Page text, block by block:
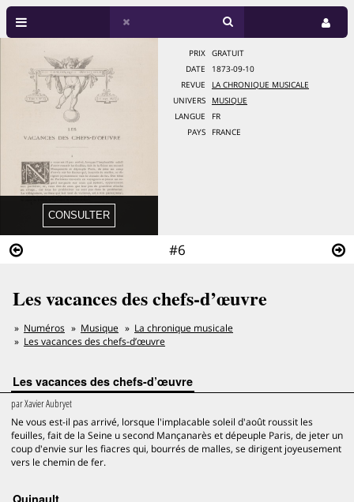
#6
PRIX
GRATUIT
DATE
1873-09-10
REVUE
LA CHRONIQUE MUSICALE
UNIVERS
MUSIQUE
LANGUE
FR
PAYS
FRANCE
Les vacances des chefs-d’œuvre
Numéros Musique
La chronique musicale
Les vacances des chefs-d’œuvre
Les vacances des chefs-d’œuvre
parXavier Aubryet
Ne vous est-il pas arrivé, lorsque l'implacable soleil d'août roussit les
feuilles, fait de la Seine u second Mançanarès et dépeuple Paris, de jeter un
coup d'envie sur les fiacres qui, bourrés de malles, se dirigent joyeusement
vers le chemin de fer.
Quinault